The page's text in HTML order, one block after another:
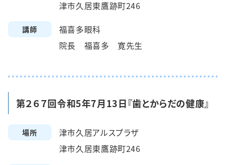
津市久居東鷹跡町246
講師
福喜多眼科
院長 福喜多 寛先生
第２６７回令和5年7月13日『歯とからだの健康』
場所
津市久居アルスプラザ
津市久居東鷹跡町246